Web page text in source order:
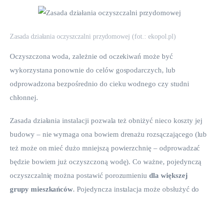
Zasada działania oczyszczalni przydomowej (fot.: ekopol.pl)
Oczyszczona woda, zależnie od oczekiwań może być
wykorzystana ponownie do celów gospodarczych, lub
odprowadzona bezpośrednio do cieku wodnego czy studni
chłonnej.
Zasada działania instalacji pozwala też obniżyć nieco koszty jej
budowy – nie wymaga ona bowiem drenażu rozsączającego (lub
też może on mieć dużo mniejszą powierzchnię – odprowadzać
będzie bowiem już oczyszczoną wodę). Co ważne, pojedynczą
oczyszczalnię można postawić porozumieniu dla większej
grupy mieszkańców. Pojedyncza instalacja może obsłużyć do